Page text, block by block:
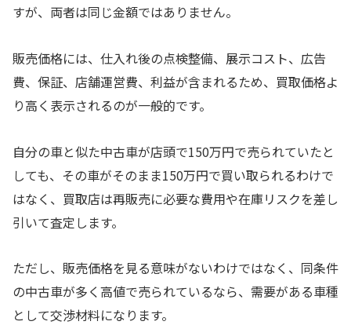
すが、両者は同じ金額ではありません。
販売価格には、仕入れ後の点検整備、展示コスト、広告
費、保証、店舗運営費、利益が含まれるため、買取価格よ
り高く表示されるのが一般的です。
自分の車と似た中古車が店頭で150万円で売られていたと
しても、その車がそのまま150万円で買い取られるわけで
はなく、買取店は再販売に必要な費用や在庫リスクを差し
引いて査定します。
ただし、販売価格を見る意味がないわけではなく、同条件
の中古車が多く高値で売られているなら、需要がある車種
として交渉材料になります。